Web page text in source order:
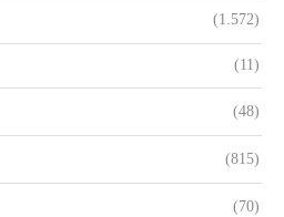
(1.572)
(11)
(48)
(815)
(70)